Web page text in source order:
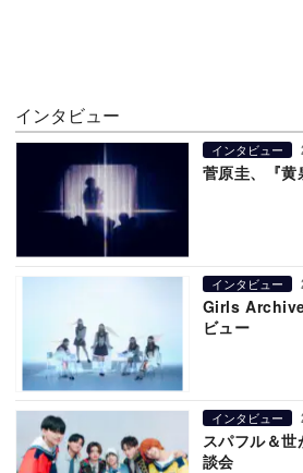
インタビュー
インタビュー
菅原圭、『
インタビュー
Girls
ビュー
インタビュー
スパフル＆
談会